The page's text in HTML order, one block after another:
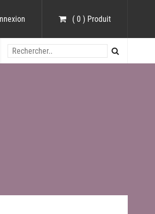
( 0 ) Produit